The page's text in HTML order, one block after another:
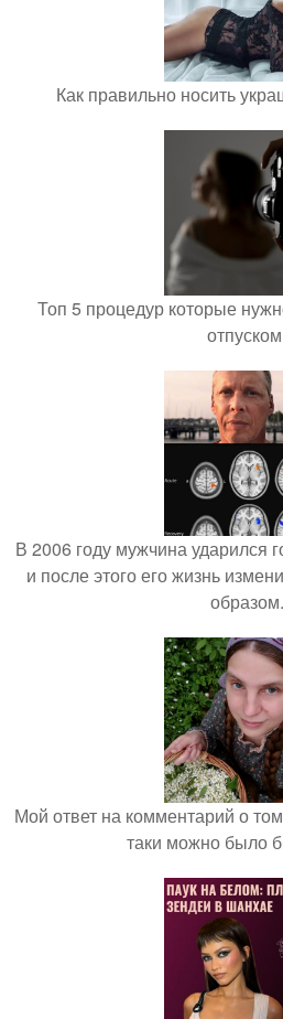
Как правильно носить
Топ 5 процедур которые
В 2006 году мужчина ударился
и после этого его жизнь
образом.
Мой ответ на комментарий о
таки можно было